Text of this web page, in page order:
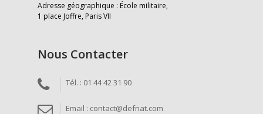
Adresse géographique : École militaire,
1 place Joffre, Paris VII
Nous Contacter
Tél. : 01 44 42 31 90
Email : contact@defnat.com